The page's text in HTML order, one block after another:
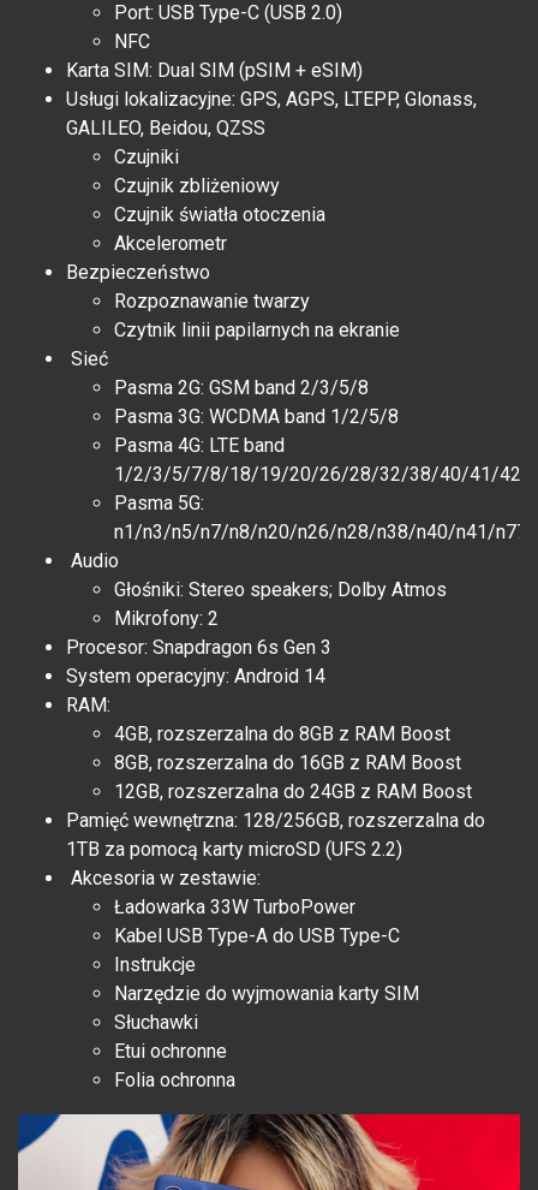
Port: USB Type-C (USB 2.0)
NFC
Karta SIM: Dual SIM (pSIM + eSIM)
Usługi lokalizacyjne: GPS, AGPS, LTEPP, Glonass,
GALILEO, Beidou, QZSS
Czujniki
Czujnik zbliżeniowy
Czujnik światła otoczenia
Akcelerometr
Bezpieczeństwo
Rozpoznawanie twarzy
Czytnik linii papilarnych na ekranie
Sieć
Pasma 2G: GSM band 2/3/5/8
Pasma 3G: WCDMA band 1/2/5/8
Pasma 4G: LTE band
1/2/3/5/7/8/18/19/20/26/28/32/38/40/41/42
Pasma 5G:
n1/n3/n5/n7/n8/n20/n26/n28/n38/n40/n41/n77/
Audio
Głośniki: Stereo speakers; Dolby Atmos
Mikrofony: 2
Procesor: Snapdragon 6s Gen 3
System operacyjny: Android 14
RAM:
4GB, rozszerzalna do 8GB z RAM Boost
8GB, rozszerzalna do 16GB z RAM Boost
12GB, rozszerzalna do 24GB z RAM Boost
Pamięć wewnętrzna: 128/256GB, rozszerzalna do
1TB za pomocą karty microSD (UFS 2.2)
Akcesoria w zestawie:
Ładowarka 33W TurboPower
Kabel USB Type-A do USB Type-C
Instrukcje
Narzędzie do wyjmowania karty SIM
Słuchawki
Etui ochronne
Folia ochronna